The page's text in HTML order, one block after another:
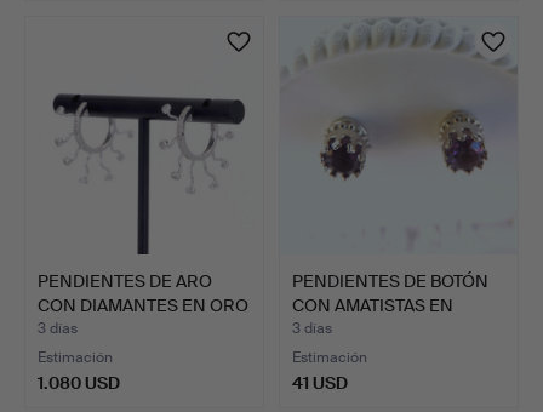
PENDIENTES DE ARO
CON DIAMANTES EN ORO
DE …
3 días
Estimación
1.080 USD
PENDIENTES DE BOTÓN
CON AMATISTAS EN
PLATA…
3 días
Estimación
41 USD